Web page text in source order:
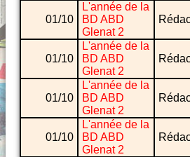
01/10
L'année de la
BD ABD
Glenat 2
01/10
L'année de la
BD ABD
Glenat 2
01/10
L'année de la
BD ABD
Glenat 2
01/10
L'année de la
BD ABD
Glenat 2